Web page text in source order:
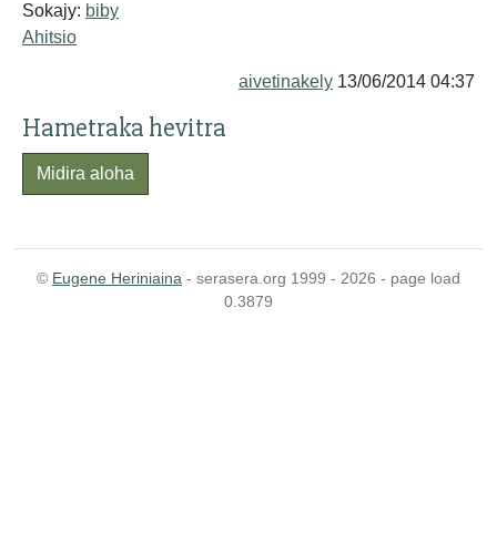
Sokajy: biby
Ahitsio
aivetinakely 13/06/2014 04:37
Hametraka hevitra
Midira aloha
© Eugene Heriniaina - serasera.org 1999 - 2026 - page load
0.3879